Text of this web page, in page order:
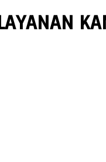
LAYANAN